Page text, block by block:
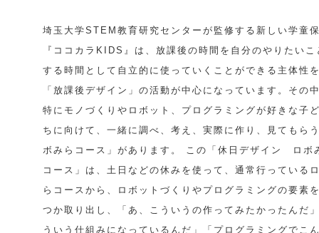
埼玉大学STEM教育研究センターが監修する新しい学童
『ココカラKIDS』は、放課後の時間を自分のやりたいこ
する時間として自立的に使っていくことができる主体性
「放課後デザイン」の活動が中心になっています。その
特にモノづくりやロボット、プログラミングが好きな子
ちに向けて、一緒に調べ、考え、実際に作り、見てもら
ボみらコース」があります。 この「休日デザイン ロボ
コース」は、土日などの休みを使って、通常行っている
らコースから、ロボットづくりやプログラミングの要素
つか取り出し、「あ、こういうの作ってみたかったんだ
ういう仕組みになっているんだ」「プログラミングでこ